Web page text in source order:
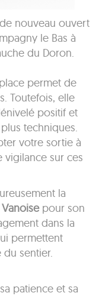
nouveau ouvert
le Bas à
du Doron.
permet de
Toutefois, elle
positif et
techniques.
votre sortie à
vigilance sur ces
la
pour son
dans la
permettent
sentier.
patience et sa